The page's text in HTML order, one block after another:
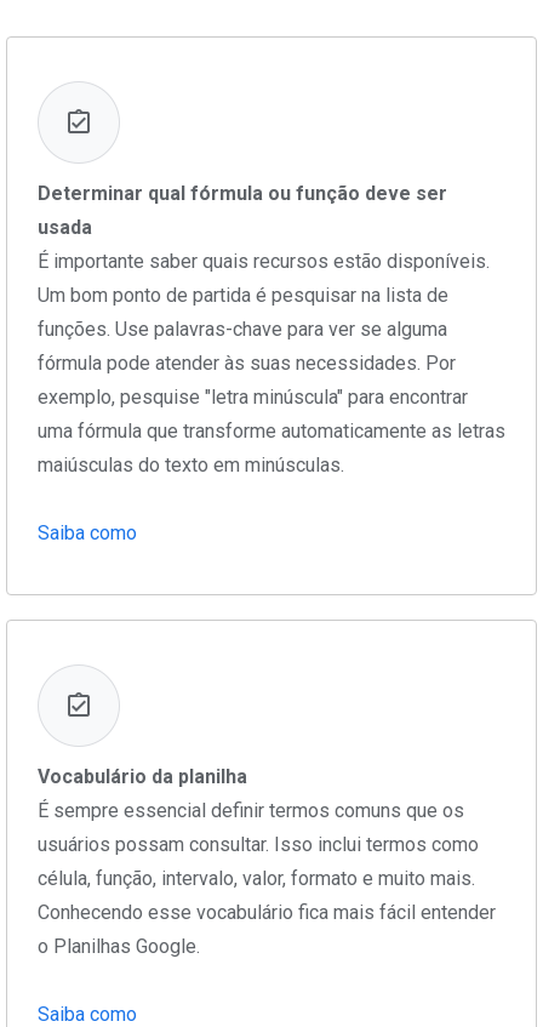
Determinar qual fórmula ou função deve ser
usada
É importante saber quais recursos estão disponíveis.
Um bom ponto de partida é pesquisar na lista de
funções. Use palavras-chave para ver se alguma
fórmula pode atender às suas necessidades. Por
exemplo, pesquise "letra minúscula" para encontrar
uma fórmula que transforme automaticamente as letras
maiúsculas do texto em minúsculas.
Saiba como
Vocabulário da planilha
É sempre essencial definir termos comuns que os
usuários possam consultar. Isso inclui termos como
célula, função, intervalo, valor, formato e muito mais.
Conhecendo esse vocabulário fica mais fácil entender
o Planilhas Google.
Saiba como